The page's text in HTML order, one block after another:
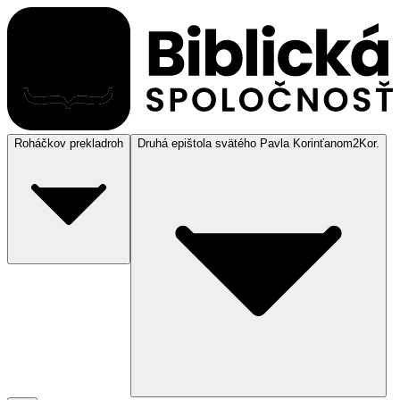
Roháčkov prekladroh Druhá epištola svätého Pavla Korinťanom2Kor.